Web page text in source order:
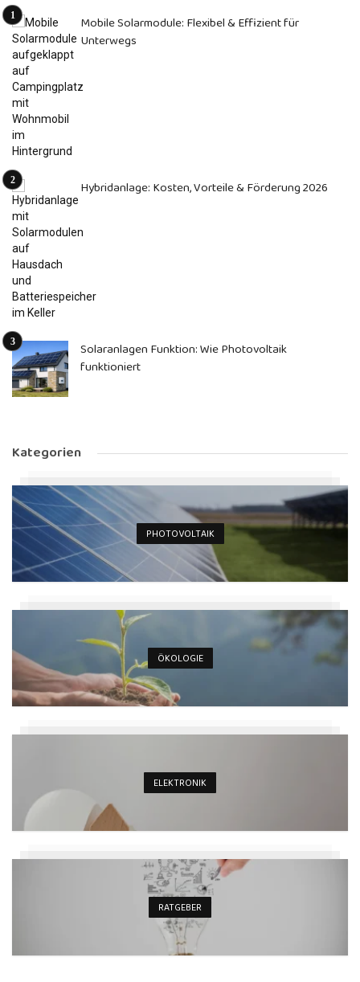
Mobile Solarmodule: Flexibel & Effizient für
Unterwegs
Hybridanlage: Kosten, Vorteile & Förderung 2026
Solaranlagen Funktion: Wie Photovoltaik
funktioniert
Kategorien
PHOTOVOLTAIK
ÖKOLOGIE
ELEKTRONIK
RATGEBER